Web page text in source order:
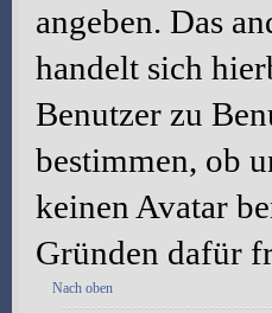
angeben. Das
handelt sich
Benutzer zu
bestimmen, ob
keinen Avatar
Gründen dafür
Nach oben